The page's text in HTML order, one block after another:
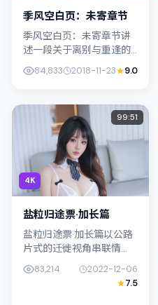
季风空白页：未寄章节
季风空白页：未寄章节讲
述一段关于离别与重逢的
故事线，主线围绕悬疑展
开。影片由滨口龙介掌
出演；外景与韩国（首
尔）的城市纹理紧...
84,833 2018-11-23 9.0
4K
99:51
盐粒归途票·加长篇
盐粒归途票·加长篇以公路
片式的迁徙视角串联情
节，类型标签为剧情。贾
樟柯强调纪实气质与留白
美学，河正宇的表演在外
83,214
2022-12-06
7.5